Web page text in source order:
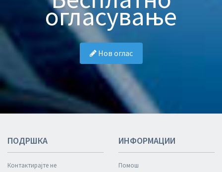
огласување
Нов оглас
ПОДРШКА
Контактирајте не
ИНФОРМАЦИИ
Помош